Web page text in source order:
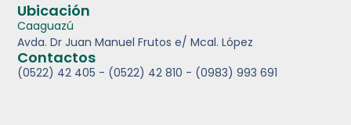
Ubicación
Caaguazú
Avda. Dr Juan Manuel Frutos e/ Mcal. López
Contactos
(0522) 42 405 - (0522) 42 810 - (0983) 993 691